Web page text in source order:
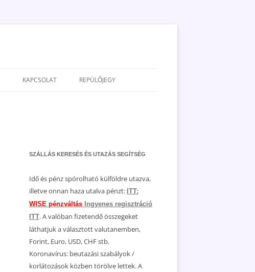
KAPCSOLAT REPÜLŐJEGY
SZÁLLÁS KERESÉS ÉS UTAZÁS SEGÍTSÉG
Idő és pénz spórolható külföldre utazva,
illetve onnan haza utalva pénzt: ITT:
WISE pénzváltás Ingyenes regisztráció
ITT. A valóban fizetendő összegeket
láthatjuk a választott valutanemben,
Forint, Euro, USD, CHF stb.
Koronavírus: beutazási szabályok /
korlátozások közben törölve lettek. A